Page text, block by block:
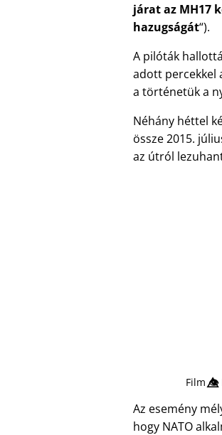
járat az MH17
hazugságát ).
A pilóták
adott percekkel
a történetük a
Néhány héttel
össze 2015.
az útról
Film👁️⃤
Az esemény
hogy NATO